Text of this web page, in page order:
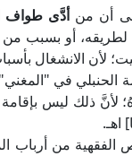
أن منأدَّى طواف
لطريقه، أو بسبب
لأن الانشغال
لأنَّ ذلك ليس
اهـ.
الفقهية من أرباب